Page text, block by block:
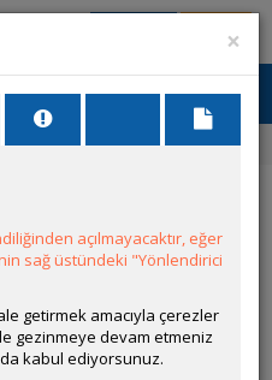
Balıkları Arası Kavga🥲🙏🏻
×
açılmayacaktır, eğer
sağ üstündeki "Yönlendirici
getirmek amacıyla çerezler
gezinmeye devam etmeniz
kabul ediyorsunuz.